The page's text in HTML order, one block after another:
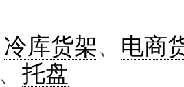
冷库货架、 电商
、 托盘